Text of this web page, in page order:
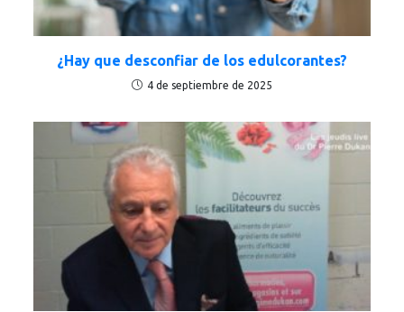
¿Hay que desconfiar de los edulcorantes?
4 de septiembre de 2025